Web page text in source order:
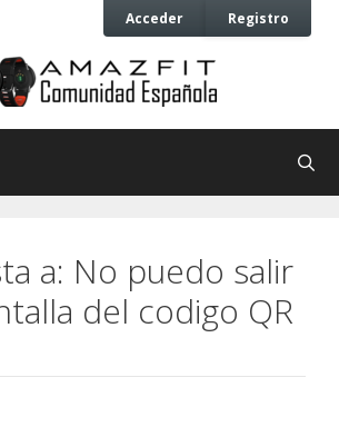
Acceder Registro
a: No puedo salir
del codigo QR